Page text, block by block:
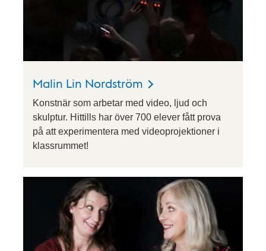
Malin Lin Nordström
Konstnär som arbetar med video, ljud och
skulptur. Hittills har över 700 elever fått prova
på att experimentera med videoprojektioner i
klassrummet!